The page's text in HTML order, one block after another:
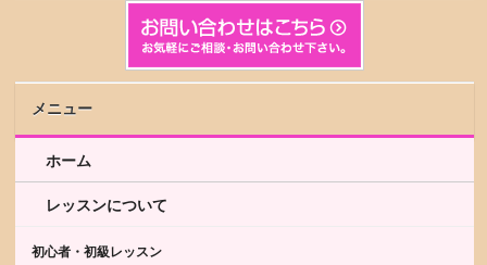
メニュー
ホーム
レッスンについて
初心者・初級レッスン